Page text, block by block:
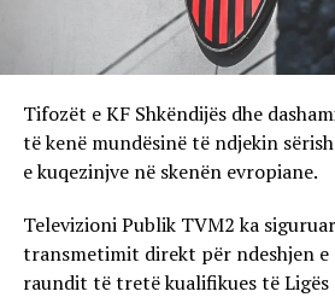
Tifozët e KF Shkëndijës dhe
të kenë mundësinë të ndjekin
e kuqezinjve në skenën evropiane.
Televizioni Publik TVM2 ka
transmetimit direkt për ndeshjen e
raundit të tretë kualifikues të Ligës